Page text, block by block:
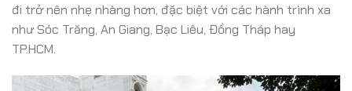
đi trở nên nhẹ nhàng hơn, đặc biệt với các hành trình xa
như Sóc Trăng, An Giang, Bạc Liêu, Đồng Tháp hay
TP.HCM.